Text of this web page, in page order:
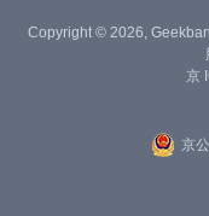
Copyright © 2026,
京
京